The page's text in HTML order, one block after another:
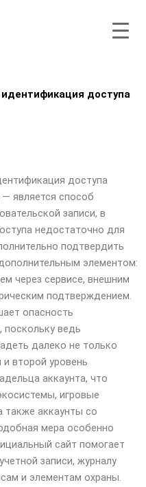
доступа
доступа
является способ
записи, в
недостаточно для
подтвердить
элементом:
через сервисе, внешним
подтверждением.
опасность
поскольку ведь
далеко не только
второй уровень
аккаунта, что
игровые
также аккаунты со
мера особенно
сайт помогает
записи, журналу
и элементам охраны.